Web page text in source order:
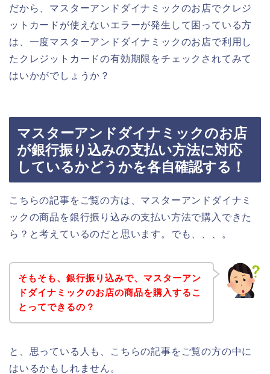
だから、マスターアンドダイナミックのお店でクレジ
ットカードが使えないエラーが発生して困っている方
は、一度マスターアンドダイナミックのお店で利用し
たクレジットカードの有効期限をチェックされてみて
はいかがでしょうか？
マスターアンドダイナミックのお店
が銀行振り込みの支払い方法に対応
しているかどうかを各自確認する！
こちらの記事をご覧の方は、マスターアンドダイナミ
ックの商品を銀行振り込みの支払い方法で購入できた
ら？と考えているのだと思います。でも、、、。
そもそも、銀行振り込みで、マスターアン
ドダイナミックのお店の商品を購入するこ
とってできるの？
と、思っている人も、こちらの記事をご覧の方の中に
はいるかもしれません。